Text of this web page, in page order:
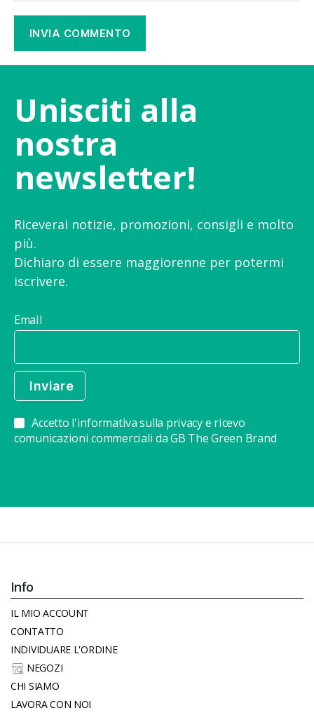
Unisciti alla
nostra
newsletter!
Riceverai notizie, promozioni, consigli e molto
più.
Dichiaro di essere maggiorenne per potermi
iscrivere.
Email
Accetto l'informativa sulla privacy e ricevo
comunicazioni commerciali da GB The Green Brand
Info
IL MIO ACCOUNT
CONTATTO
INDIVIDUARE L'ORDINE
NEGOZI
CHI SIAMO
LAVORA CON NOI